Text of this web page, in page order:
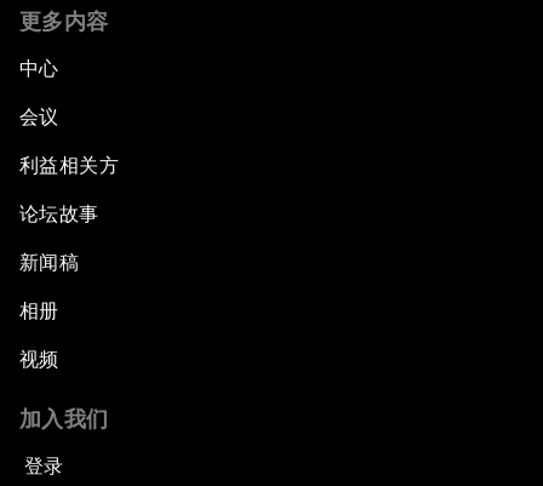
更多内容
中心
会议
利益相关方
论坛故事
新闻稿
相册
视频
加入我们
登录